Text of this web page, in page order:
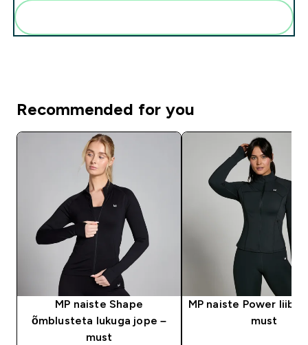
Recommended for you
MP naiste Shape
õmblusteta lukuga jope –
must
MP naiste Power
must